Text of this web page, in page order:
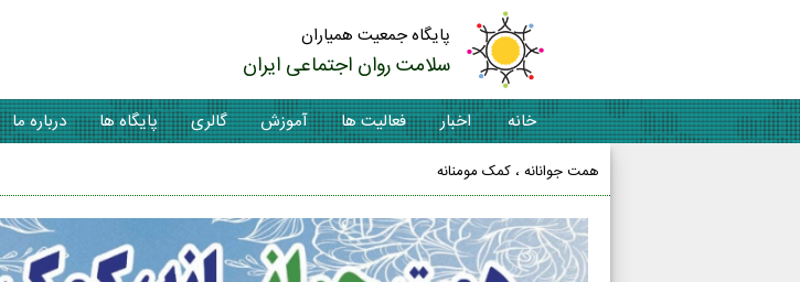
پایگاه جمعیت همیاران
سلامت روان اجتماعی ایران
خانه اخبار فعالیت ها آموزش گالری پایگاه ها درباره ما
همت جوانانه ، کمک مومنانه